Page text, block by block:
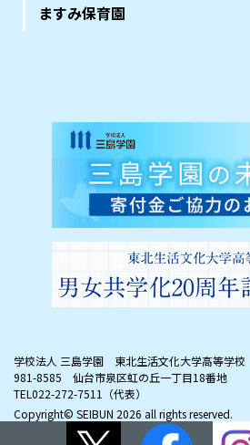
ますみ保育園
学校法人 三島学園 東北生活文化大学高等学校
981-8585 仙台市泉区虹の丘一丁目18番地
TEL022-272-7511（代表）
Copyright© SEIBUN 2026 all rights reserved.